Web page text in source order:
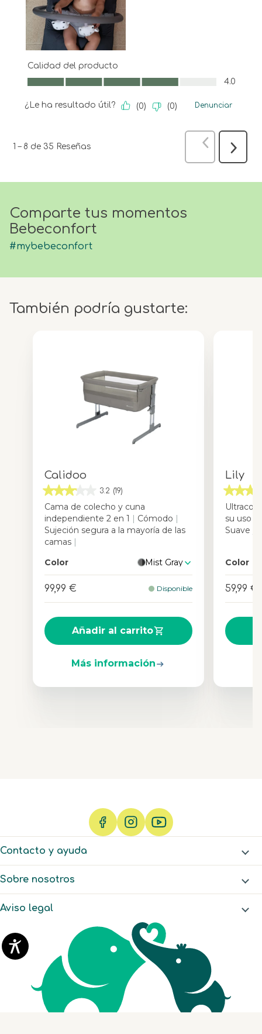
Comparte tus momentos
Bebeconfort
#mybebeconfort
También podría gustarte:
Calidoo
3.2 (19)
Cama de colecho y cuna
independiente 2 en 1 | Cómodo |
Sujeción segura a la mayoría de las
camas |
Color
Mist Gray
99,99 € Disponible
Añadir al carrito
Más información
Lily
su uso
Suave y
Color
59,99 €
Calidad del producto
Calidad del producto, 4.0 de 5
4.0
¿Le ha resultado útil? (0) (0) Denunciar
1 – 8 de 35 Reseñas Anterior
Reseñas
Contacto y ayuda
Sobre nosotros
Aviso legal